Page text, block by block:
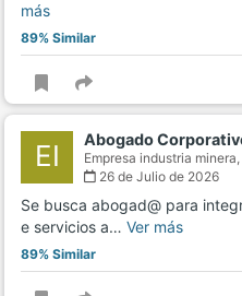
más
89% Similar
EI Abogado
Empresa industria minera,
26 de Julio de 2026
Se busca abogad@ para
e servicios a… Ver más
89% Similar